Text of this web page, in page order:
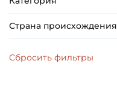
Страна происхождения